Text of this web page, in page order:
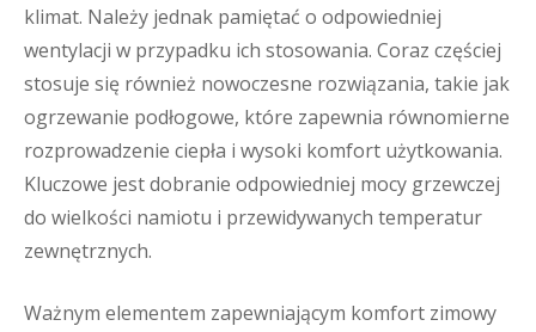
klimat. Należy jednak pamiętać o odpowiedniej
wentylacji w przypadku ich stosowania. Coraz częściej
stosuje się również nowoczesne rozwiązania, takie jak
ogrzewanie podłogowe, które zapewnia równomierne
rozprowadzenie ciepła i wysoki komfort użytkowania.
Kluczowe jest dobranie odpowiedniej mocy grzewczej
do wielkości namiotu i przewidywanych temperatur
zewnętrznych.
Ważnym elementem zapewniającym komfort zimowy